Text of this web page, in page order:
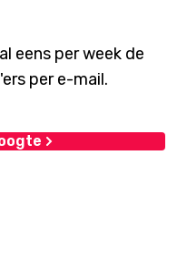
eens per week de
per e-mail.